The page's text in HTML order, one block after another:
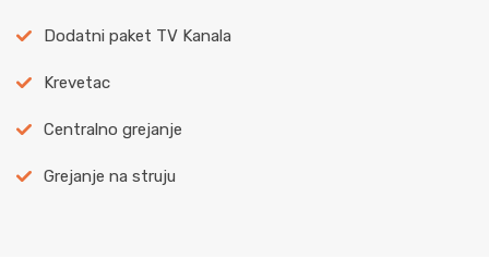
Dodatni paket TV Kanala
Krevetac
Centralno grejanje
Grejanje na struju